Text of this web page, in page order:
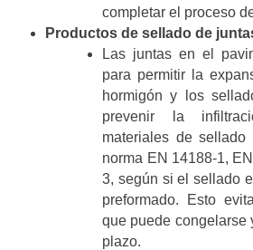
completar el proceso
Productos de sellado de
Las juntas en el
para permitir la
hormigón y los
prevenir la
materiales de
norma EN 14188-1,
3, según si el sellado
preformado. Esto
que puede congelarse
plazo.